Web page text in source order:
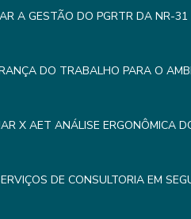
A GESTÃO DO PGRTR DA NR-31
DO TRABALHO PARA O
X AET ANÁLISE ERGONÔMICA
DE CONSULTORIA EM